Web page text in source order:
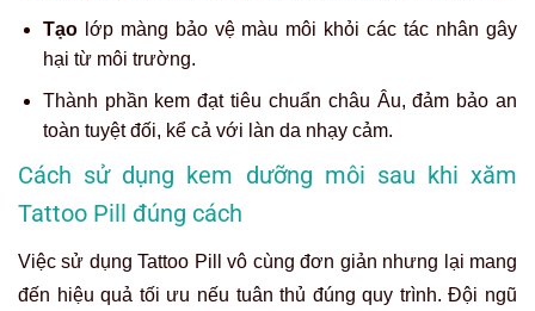
Tạolớp màng bảo vệ màu môi khỏi các tác nhân gây
hại từ môi trường.
Thành phần kem đạt tiêu chuẩn châu Âu, đảm bảo an
toàn tuyệt đối, kể cả với làn da nhạy cảm.
Cách sử dụng kem dưỡng môi sau khi xăm
Tattoo Pill đúng cách
Việc sử dụngTattoo Pillvô cùng đơn giản nhưng lại mang
đến hiệu quả tối ưu nếu tuân thủ đúng quy trình.Đội ngũ